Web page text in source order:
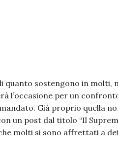
quanto sostengono in molti,
l’occasione per un
Già proprio quella
un post dal titolo “Il
molti si sono affrettati a